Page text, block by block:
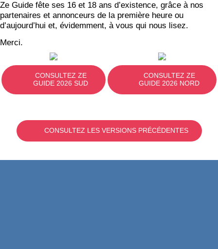
Ze Guide fête ses 16 et 18 ans d’existence, grâce à nos
partenaires et annonceurs de la première heure ou
d’aujourd’hui et, évidemment, à vous qui nous lisez.
Merci.
CONSULTEZ ZE
GUIDE 2026 SUD
CONSULTEZ ZE
GUIDE 2026 NORD
CONSULTEZ LES VERSIONS PRÉCÉDENTES